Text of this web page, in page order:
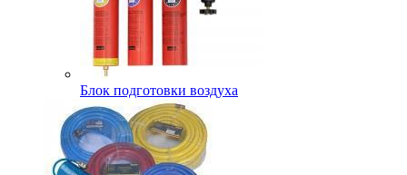
Блок подготовки воздуха